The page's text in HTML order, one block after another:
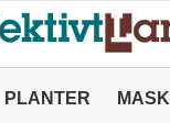
PLANTER